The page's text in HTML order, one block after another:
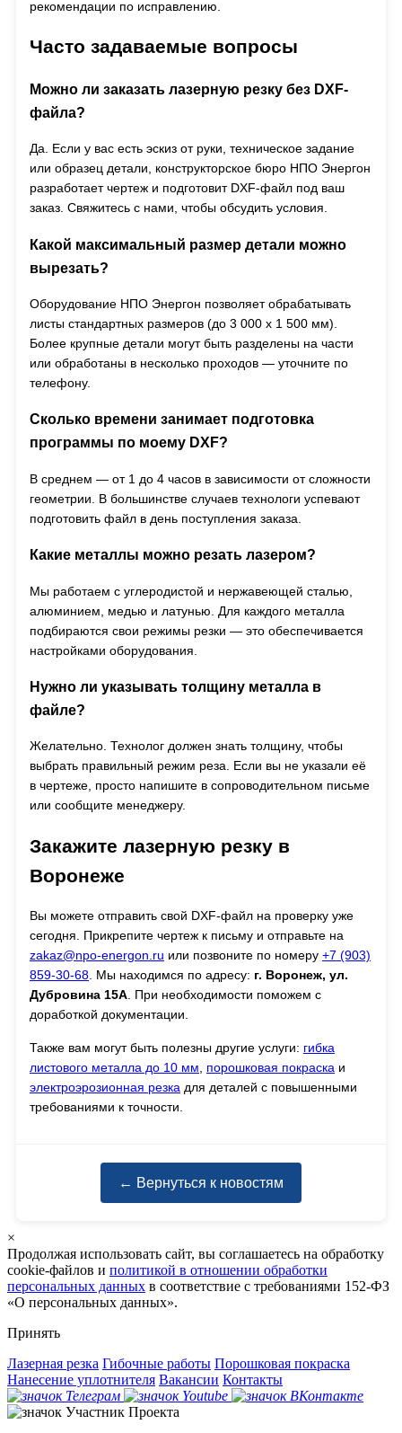
рекомендации по исправлению.
Часто задаваемые вопросы
Можно ли заказать лазерную резку без DXF-
файла?
Да. Если у вас есть эскиз от руки, техническое задание
или образец детали, конструкторское бюро НПО Энергон
разработает чертеж и подготовит DXF-файл под ваш
заказ. Свяжитесь с нами, чтобы обсудить условия.
Какой максимальный размер детали можно
вырезать?
Оборудование НПО Энергон позволяет обрабатывать
листы стандартных размеров (до 3 000 x 1 500 мм).
Более крупные детали могут быть разделены на части
или обработаны в несколько проходов — уточните по
телефону.
Сколько времени занимает подготовка
программы по моему DXF?
В среднем — от 1 до 4 часов в зависимости от сложности
геометрии. В большинстве случаев технологи успевают
подготовить файл в день поступления заказа.
Какие металлы можно резать лазером?
Мы работаем с углеродистой и нержавеющей сталью,
алюминием, медью и латунью. Для каждого металла
подбираются свои режимы резки — это обеспечивается
настройками оборудования.
Нужно ли указывать толщину металла в
файле?
Желательно. Технолог должен знать толщину, чтобы
выбрать правильный режим реза. Если вы не указали её
в чертеже, просто напишите в сопроводительном письме
или сообщите менеджеру.
Закажите лазерную резку в
Воронеже
Вы можете отправить свой DXF-файл на проверку уже
сегодня. Прикрепите чертеж к письму и отправьте на
zakaz@npo-energon.ru или позвоните по номеру +7 (903)
859-30-68 . Мы находимся по адресу: г. Воронеж, ул.
Дубровина 15А . При необходимости поможем с
доработкой документации.
Также вам могут быть полезны другие услуги: гибка
листового металла до 10 мм
порошковая покраска и
электроэрозионная резка для деталей с повышенными
требованиями к точности.
← Вернуться к новостям
×
Продолжая использовать сайт, вы соглашаетесь на обработку
cookie-файлов и политикой в отношении обработки
персональных данных в соответствие с требованиями 152-ФЗ
«О персональных данных».
Принять
Лазерная резка Гибочные работы Порошковая покраска
Нанесение уплотнителя Вакансии Контакты